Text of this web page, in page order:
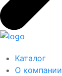
Каталог
О компании